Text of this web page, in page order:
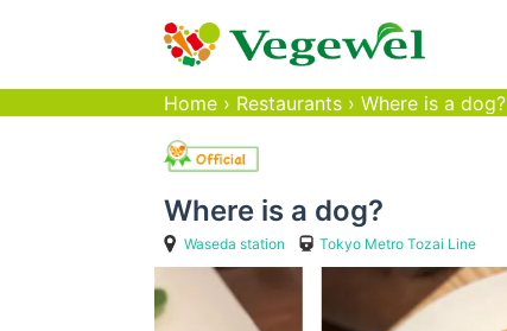
Home › Restaurants › Where is a dog?
Where is a dog?
Waseda station Tokyo Metro Tozai Line